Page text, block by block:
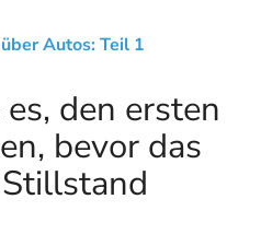
Autos: Teil 1
den ersten
bevor das